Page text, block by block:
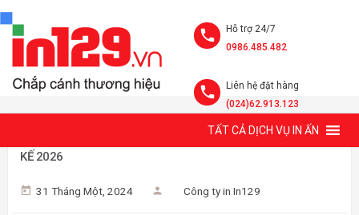
Hỗ trợ 24/7
0986.485.482
Liên hệ đặt hàng
(024)62.913.123
TẤT CẢ DỊCH VỤ IN ẤN
IN TEM NHÃN NGŨ CỐC GIÁ RẺ THEO YÊU CẦU, MẪU THIẾT
KẾ 2026
31 Tháng Một, 2024 Công ty in In129